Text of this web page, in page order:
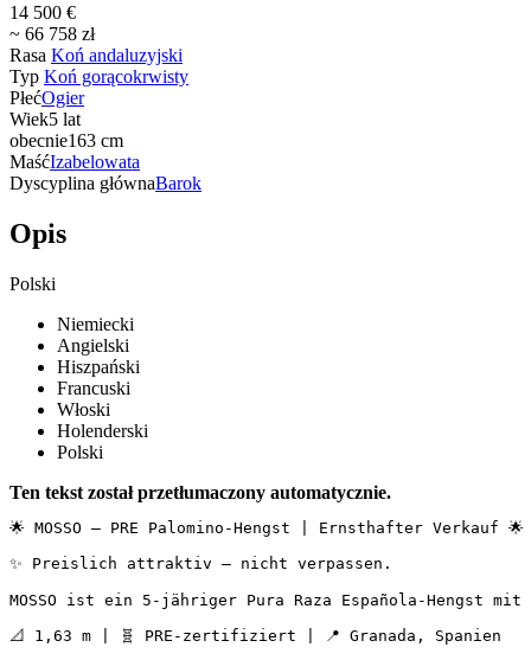
14 500 €
~ 66 758 zł
Rasa Koń andaluzyjski
Typ Koń gorącokrwisty
PłećOgier
Wiek5 lat
obecnie163 cm
MaśćIzabelowata
Dyscyplina głównaBarok
Opis
Polski
Niemiecki
Angielski
Hiszpański
Francuski
Włoski
Holenderski
Polski
Ten tekst został przetłumaczony automatycznie.
🌟 MOSSO — PRE Palomino-Hengst | Ernsthafter Verkauf 🌟
✨ Preislich attraktiv – nicht verpassen.
MOSSO ist ein 5-jähriger Pura Raza Española-Hengst
📐 1,63 m | 🧬 PRE-zertifiziert | 📍 Granada, Spanien